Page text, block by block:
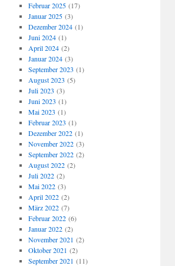
Februar 2025(17)
Januar 2025(3)
Dezember 2024(1)
Juni 2024(1)
April 2024(2)
Januar 2024(3)
September 2023 (1)
August 2023 (5)
Juli 2023 (3)
Juni 2023 (1)
Mai 2023 (1)
Februar 2023 (1)
Dezember 2022(1)
November 2022(3)
September 2022(2)
August 2022(2)
Juli 2022(2)
Mai 2022(3)
April 2022(2)
März 2022(7)
Februar 2022(6)
Januar 2022(2)
November 2021 (2)
Oktober 2021 (2)
September 2021 (11)